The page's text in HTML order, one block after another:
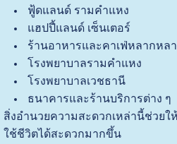
ฟู้ดแลนด์ รามคำแหง
แฮปปี้แลนด์ เซ็นเตอร์
ร้านอาหารและคาเฟ่หลากหล
โรงพยาบาลรามคำแหง
โรงพยาบาลเวชธานี
ธนาคารและร้านบริการต่าง ๆ
สิ่งอำนวยความสะดวกเหล่านี้ช่วย
ใช้ชีวิตได้สะดวกมากขึ้น